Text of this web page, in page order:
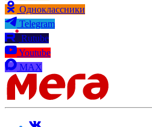
Одноклассники
Telegram
Rutube
Youtube
MAX